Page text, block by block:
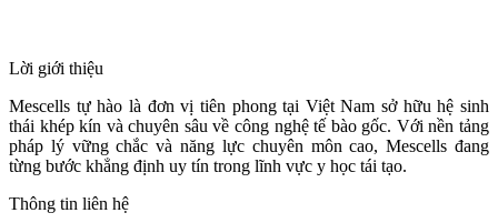
Lời giới thiệu
Mescells tự hào là đơn vị tiên phong tại Việt Nam sở hữu hệ sinh
thái khép kín và chuyên sâu về công nghệ tế bào gốc. Với nền tảng
pháp lý vững chắc và năng lực chuyên môn cao, Mescells đang
từng bước khẳng định uy tín trong lĩnh vực y học tái tạo.
Thông tin liên hệ